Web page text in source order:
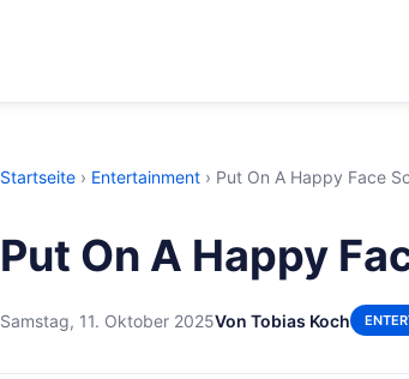
Startseite › Entertainment › Put On A Happy Face
Put On A Happy
Samstag, 11. Oktober 2025Von Tobias Koch